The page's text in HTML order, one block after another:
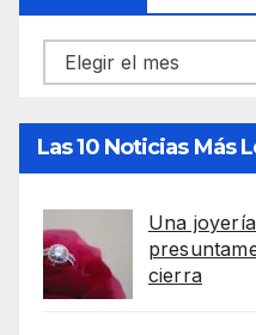
Archivos
Las 10 Noticias Más
Una
cierra